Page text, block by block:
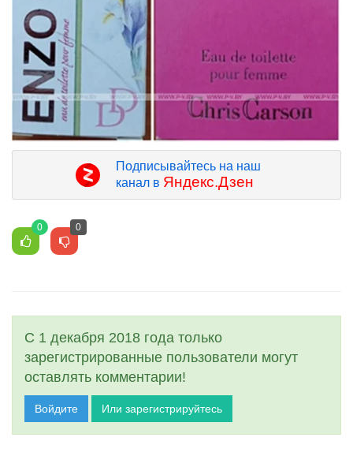
Подписывайтесь на наш
канал в Яндекс.Дзен
0 0
С 1 декабря 2018 года только
зарегистрированные пользователи могут
оставлять комментарии!
Войдите Или зарегистрируйтесь